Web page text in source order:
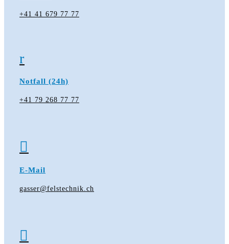
+41 41 679 77 77
r
Notfall (24h)
+41 79 268 77 77

E-Mail
gasser@felstechnik.ch
